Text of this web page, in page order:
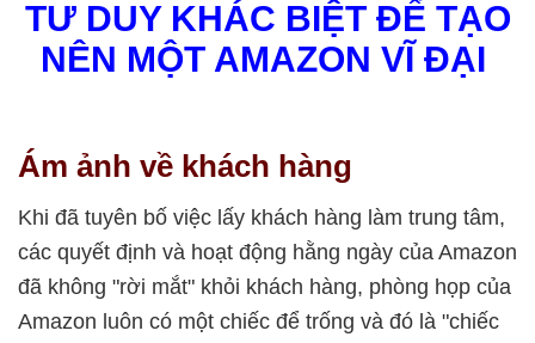
TƯ DUY KHÁC BIỆT ĐỂ TẠO
NÊN MỘT AMAZON VĨ ĐẠI
Ám ảnh về khách hàng
Khi đã tuyên bố việc lấy khách hàng làm trung tâm,
các quyết định và hoạt động hằng ngày của Amazon
đã không "rời mắt" khỏi khách hàng, phòng họp của
Amazon luôn có một chiếc để trống và đó là "chiếc